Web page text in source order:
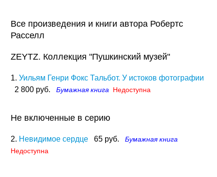
Все произведения и книги автора Робертс
Расселл
ZEYTZ. Коллекция "Пушкинский музей"
1. Уильям Генри Фокс Тальбот. У истоков фотографии
2 800 руб.
Бумажная книга Недоступна
Не включенные в серию
2. Невидимое сердце 65 руб.
Бумажная книга
Недоступна